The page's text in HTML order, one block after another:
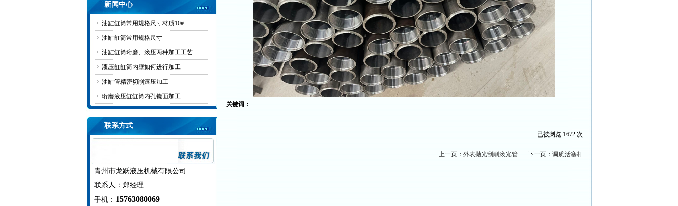
新闻中心
油缸缸筒常用规格尺寸材质10#
油缸缸筒常用规格尺寸
油缸缸筒珩磨、滚压两种加工工艺
液压缸缸筒内壁如何进行加工
油缸管精密切削滚压加工
珩磨液压缸缸筒内孔镜面加工
联系方式
青州市龙跃液压机械有限公司
联系人：郑经理
手机： 15763080069
关键词：
已被浏览 1672 次
上一页： 外表抛光刮削滚光管下一页： 调质活塞杆